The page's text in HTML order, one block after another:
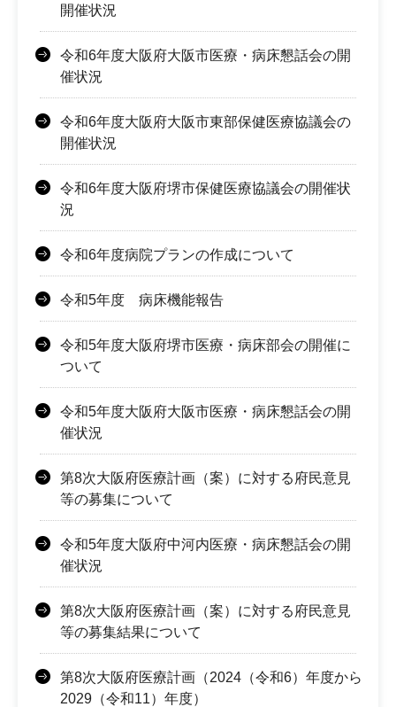
開催状況
令和6年度大阪府大阪市医療・病床懇話会の開
催状況
令和6年度大阪府大阪市東部保健医療協議会の
開催状況
令和6年度大阪府堺市保健医療協議会の開催状
況
令和6年度病院プランの作成について
令和5年度 病床機能報告
令和5年度大阪府堺市医療・病床部会の開催に
ついて
令和5年度大阪府大阪市医療・病床懇話会の開
催状況
第8次大阪府医療計画（案）に対する府民意見
等の募集について
令和5年度大阪府中河内医療・病床懇話会の開
催状況
第8次大阪府医療計画（案）に対する府民意見
等の募集結果について
第8次大阪府医療計画（2024（令和6）年度から
2029（令和11）年度）